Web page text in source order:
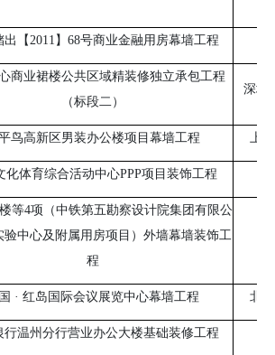
出【2011 】 68号商业金融用房幕墙工程
商业裙楼公共区域精装修独立承包工程
（标段二）
深圳
鸟高新区男装办公楼项目幕墙工程 上
化体育综合活动中心PPP项目装饰工程
等4项（中铁第五勘察设计院集团有限公
验中心及附属用房项目）外墙幕墙装饰工
程
· 红岛国际会议展览中心幕墙工程 北
行温州分行营业办公大楼基础装修工程